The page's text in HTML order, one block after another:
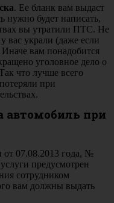
. Ее бланк вам выдаст
нужно будет написать,
вы утратили ПТС. Не
вас украли (даже если
вам понадобится
уголовное дело о
что лучше всего
при
автомобиль при
07.08.2013 года, №
предусмотрен
сотрудником
вам должны выдать